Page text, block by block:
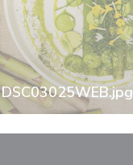
DSC03025WEB.jpg